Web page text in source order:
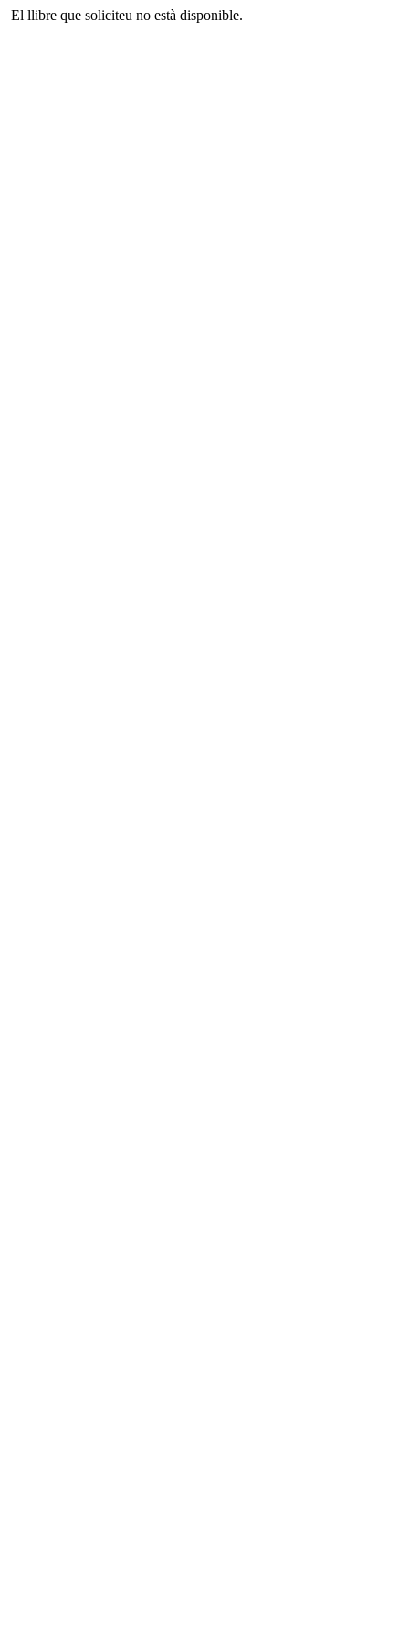
El llibre que soliciteu no està disponible.